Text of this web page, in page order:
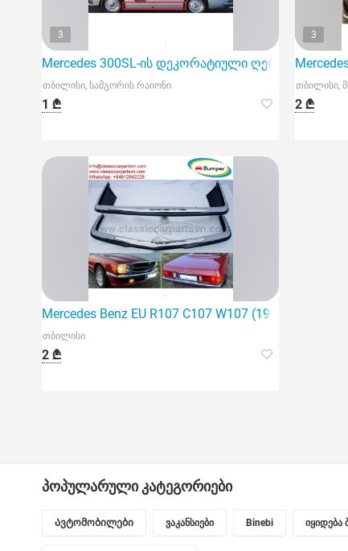
3
Mercedes 300SL-ის დეკორატიული ღეროს რაფის
თბილისი, სამგორის რაიონი
1 ₾
3
თბილისი,
2 ₾
Mercedes Benz EU R107 C107 W107 (1971-1989)
თბილისი
2 ₾
პოპულარული კატეგორიები
Ავტომობილები ვაკანსიები Binebi იყიდება